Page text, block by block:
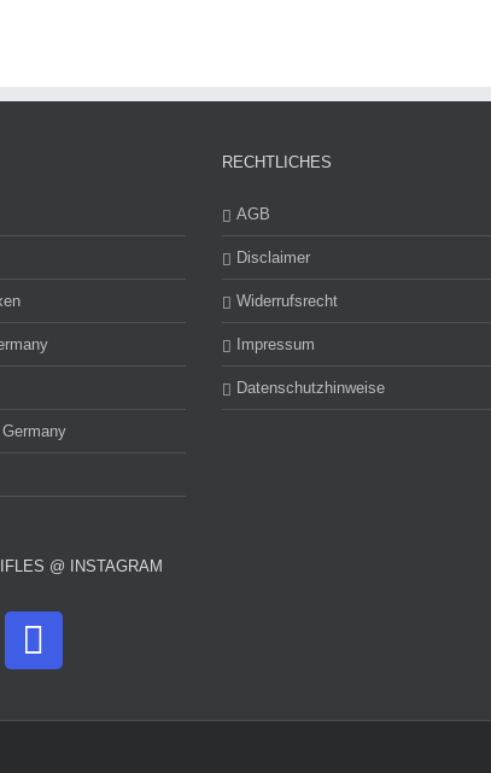
@ INSTAGRAM
RECHTLICHES
AGB
Disclaimer
Widerrufsrecht
Impressum
Datenschutzhinweise